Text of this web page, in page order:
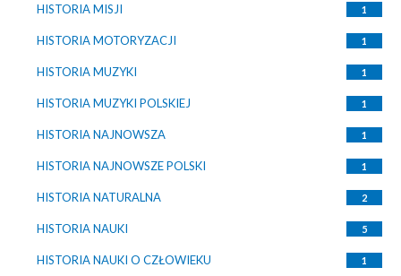
HISTORIA MISJI 1
HISTORIA MOTORYZACJI 1
HISTORIA MUZYKI 1
HISTORIA MUZYKI POLSKIEJ 1
HISTORIA NAJNOWSZA 1
HISTORIA NAJNOWSZE POLSKI 1
HISTORIA NATURALNA 2
HISTORIA NAUKI 5
HISTORIA NAUKI O CZŁOWIEKU 1